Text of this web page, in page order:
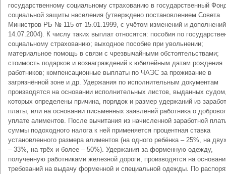
государственному социальному страхованию в государственный
социальной защиты населения (утверждено постановлением Совета
Министров РБ № 115 от 15.01.1999, с учётом изменений и
14.07.2004). К числу таких выплат относятся: пособия по
социальному страхованию; выходное пособие при увольнении;
материальное помощь в связи с чрезвычайными обстоятельствами;
стоимость подарков и вознаграждений к юбилейным датам рождения
работников; компенсационные выплаты по ЧАЭС за проживание в
загрязнённой зоне и др. Удержания по исполнительным документам
производятся на основании исполнительных листов, выданных
которых определены причина, порядок и размер удержаний из
платы, или на основании письменных заявлений работника о
уплате алиментов. После вычитания из начисленной заработной
суммы подоходного налога к ней применяется процентная ставка
установленного размера алиментов (на одного ребёнка – 25%, на
– 33%, на трёх и более – 50%). Удержания за форменную одежду,
полученную работниками железной дороги, производятся на
требований на выдачу форменной и специальной одежды. По